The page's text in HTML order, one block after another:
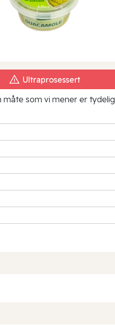
Ultraprosessert
som vi mener er